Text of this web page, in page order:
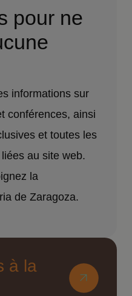
pour ne
informations sur
conférences, ainsi
et toutes les
au site web.
la
de Zaragoza.
à la